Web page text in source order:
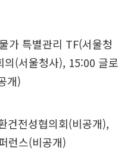
가 특별관리 TF(서울청
(서울청사), 15:00 글로
개)
전성협의회(비공개),
런스(비공개)